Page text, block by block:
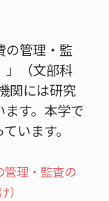
の管理・監
」（文部科
関には研究
す。本学で
います。
理・監査の